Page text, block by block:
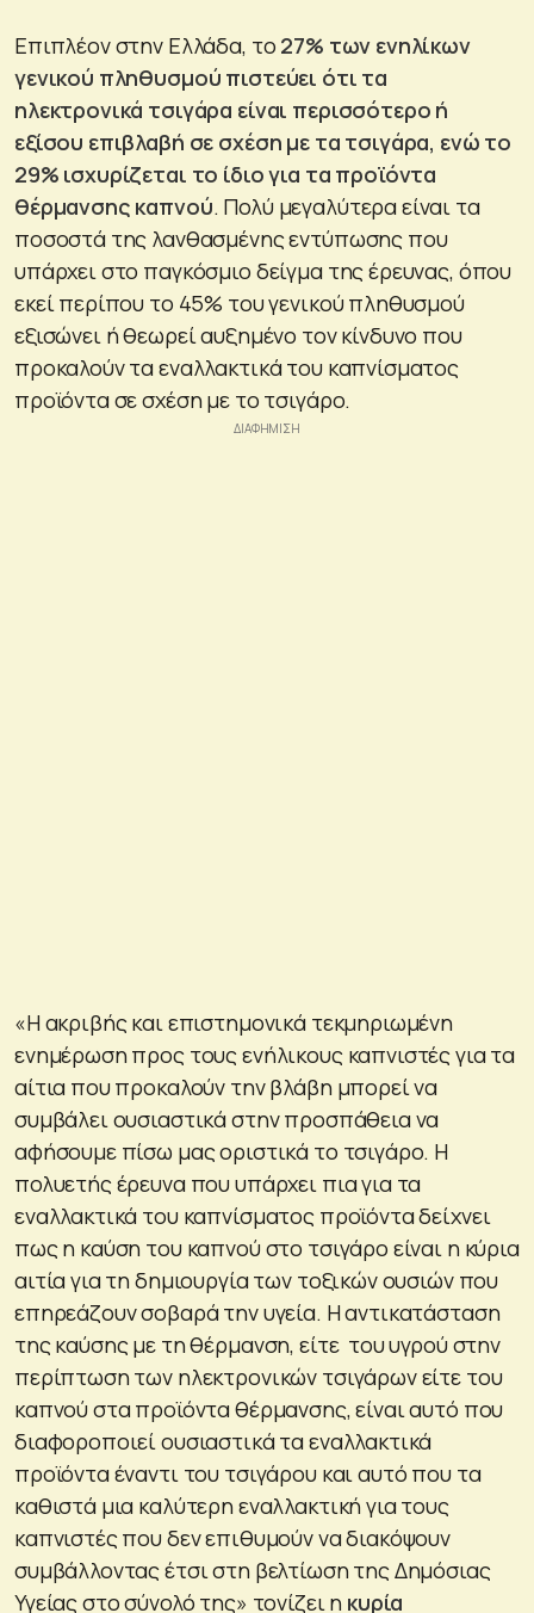
Επιπλέον στην Ελλάδα, το 27% των ενηλίκων
γενικού πληθυσμού πιστεύει ότι τα
ηλεκτρονικά τσιγάρα είναι περισσότερο ή
εξίσου επιβλαβή σε σχέση με τα τσιγάρα, ενώ το
29% ισχυρίζεται το ίδιο για τα προϊόντα
θέρμανσης καπνού. Πολύ μεγαλύτερα είναι τα
ποσοστά της λανθασμένης εντύπωσης που
υπάρχει στο παγκόσμιο δείγμα της έρευνας, όπου
εκεί περίπου το 45% του γενικού πληθυσμού
εξισώνει ή θεωρεί αυξημένο τον κίνδυνο που
προκαλούν τα εναλλακτικά του καπνίσματος
προϊόντα σε σχέση με το τσιγάρο.
«Η ακριβής και επιστημονικά τεκμηριωμένη
ενημέρωση προς τους ενήλικους καπνιστές για τα
αίτια που προκαλούν την βλάβη μπορεί να
συμβάλει ουσιαστικά στην προσπάθεια να
αφήσουμε πίσω μας οριστικά το τσιγάρο. Η
πολυετής έρευνα που υπάρχει πια για τα
εναλλακτικά του καπνίσματος προϊόντα δείχνει
πως η καύση του καπνού στο τσιγάρο είναι η κύρια
αιτία για τη δημιουργία των τοξικών ουσιών που
επηρεάζουν σοβαρά την υγεία. Η αντικατάσταση
της καύσης με τη θέρμανση, είτε του υγρού στην
περίπτωση των ηλεκτρονικών τσιγάρων είτε του
καπνού στα προϊόντα θέρμανσης, είναι αυτό που
διαφοροποιεί ουσιαστικά τα εναλλακτικά
προϊόντα έναντι του τσιγάρου και αυτό που τα
καθιστά μια καλύτερη εναλλακτική για τους
καπνιστές που δεν επιθυμούν να διακόψουν
συμβάλλοντας έτσι στη βελτίωση της Δημόσιας
Υγείας στο σύνολό της» τονίζει η κυρία